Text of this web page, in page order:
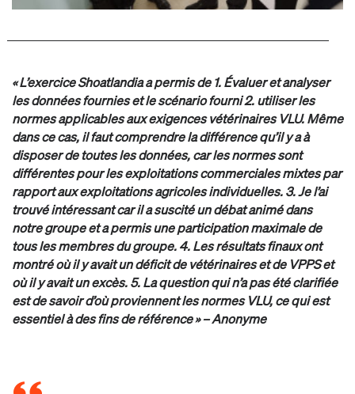
« L’exercice Shoatlandia a permis de 1. Évaluer et analyser
les données fournies et le scénario fourni 2. utiliser les
normes applicables aux exigences vétérinaires VLU. Même
dans ce cas, il faut comprendre la différence qu’il y a à
disposer de toutes les données, car les normes sont
différentes pour les exploitations commerciales mixtes par
rapport aux exploitations agricoles individuelles. 3. Je l’ai
trouvé intéressant car il a suscité un débat animé dans
notre groupe et a permis une participation maximale de
tous les membres du groupe. 4. Les résultats finaux ont
montré où il y avait un déficit de vétérinaires et de VPPS et
où il y avait un excès. 5. La question qui n’a pas été clarifiée
est de savoir d’où proviennent les normes VLU, ce qui est
essentiel à des fins de référence » – Anonyme